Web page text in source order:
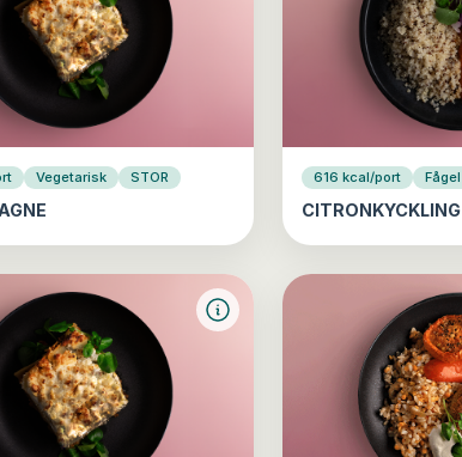
Vegetarisk STOR 616 kcal/port Fågel
CITRONKYCKLING